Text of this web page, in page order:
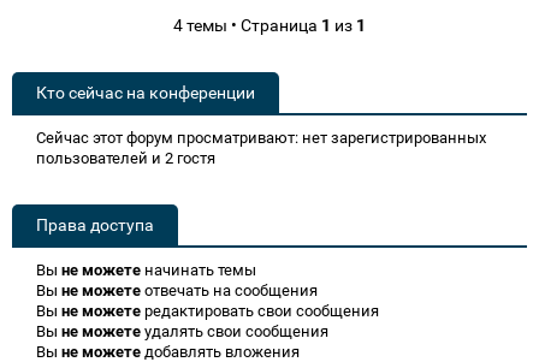
4 темы • Страница 1 из 1
Кто сейчас на конференции
Сейчас этот форум просматривают: нет зарегистрированных
пользователей и 2 гостя
Права доступа
Вы не можете начинать темы
Вы не можете отвечать на сообщения
Вы не можете редактировать свои сообщения
Вы не можете удалять свои сообщения
Вы не можете добавлять вложения